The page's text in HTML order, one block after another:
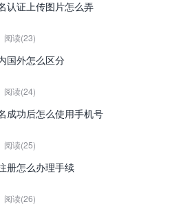
认证上传图片怎么弄
阅读(23)
国外怎么区分
阅读(24)
成功后怎么使用手机号
阅读(25)
册怎么办理手续
阅读(26)